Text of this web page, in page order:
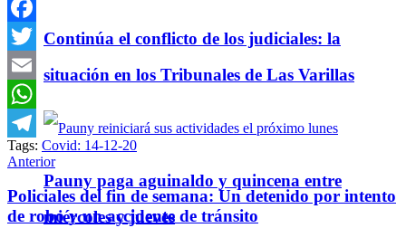
Continúa el conflicto de los judiciales: la
situación en los Tribunales de Las Varillas
Pauny paga aguinaldo y quincena entre
miércoles y jueves
Facebook
Twitter
Email
WhatsApp
Telegram
Tags: Covid: 14-12-20
Anterior
Policiales del fin de semana: Un detenido por intento
de robo y un accidente de tránsito